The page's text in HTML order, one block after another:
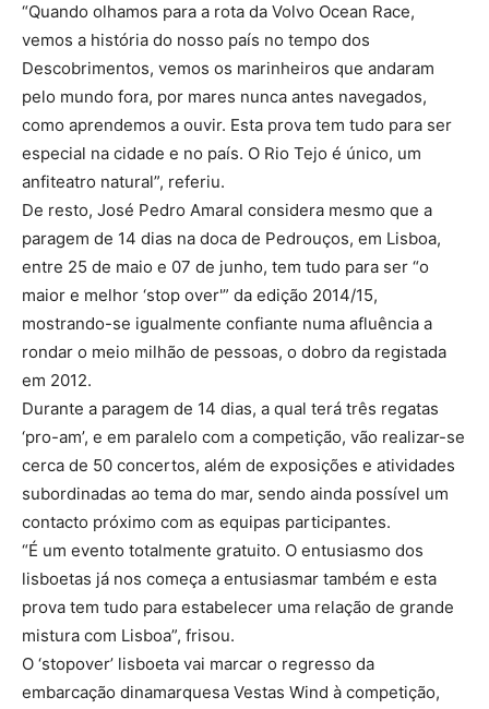
“Quando olhamos para a rota da Volvo Ocean Race,
vemos a história do nosso país no tempo dos
Descobrimentos, vemos os marinheiros que andaram
pelo mundo fora, por mares nunca antes navegados,
como aprendemos a ouvir. Esta prova tem tudo para ser
especial na cidade e no país. O Rio Tejo é único, um
anfiteatro natural”, referiu.
De resto, José Pedro Amaral considera mesmo que a
paragem de 14 dias na doca de Pedrouços, em Lisboa,
entre 25 de maio e 07 de junho, tem tudo para ser “o
maior e melhor ‘stop over'” da edição 2014/15,
mostrando-se igualmente confiante numa afluência a
rondar o meio milhão de pessoas, o dobro da registada
em 2012.
Durante a paragem de 14 dias, a qual terá três regatas
‘pro-am’, e em paralelo com a competição, vão realizar-se
cerca de 50 concertos, além de exposições e atividades
subordinadas ao tema do mar, sendo ainda possível um
contacto próximo com as equipas participantes.
“É um evento totalmente gratuito. O entusiasmo dos
lisboetas já nos começa a entusiasmar também e esta
prova tem tudo para estabelecer uma relação de grande
mistura com Lisboa”, frisou.
O ‘stopover’ lisboeta vai marcar o regresso da
embarcação dinamarquesa Vestas Wind à competição,